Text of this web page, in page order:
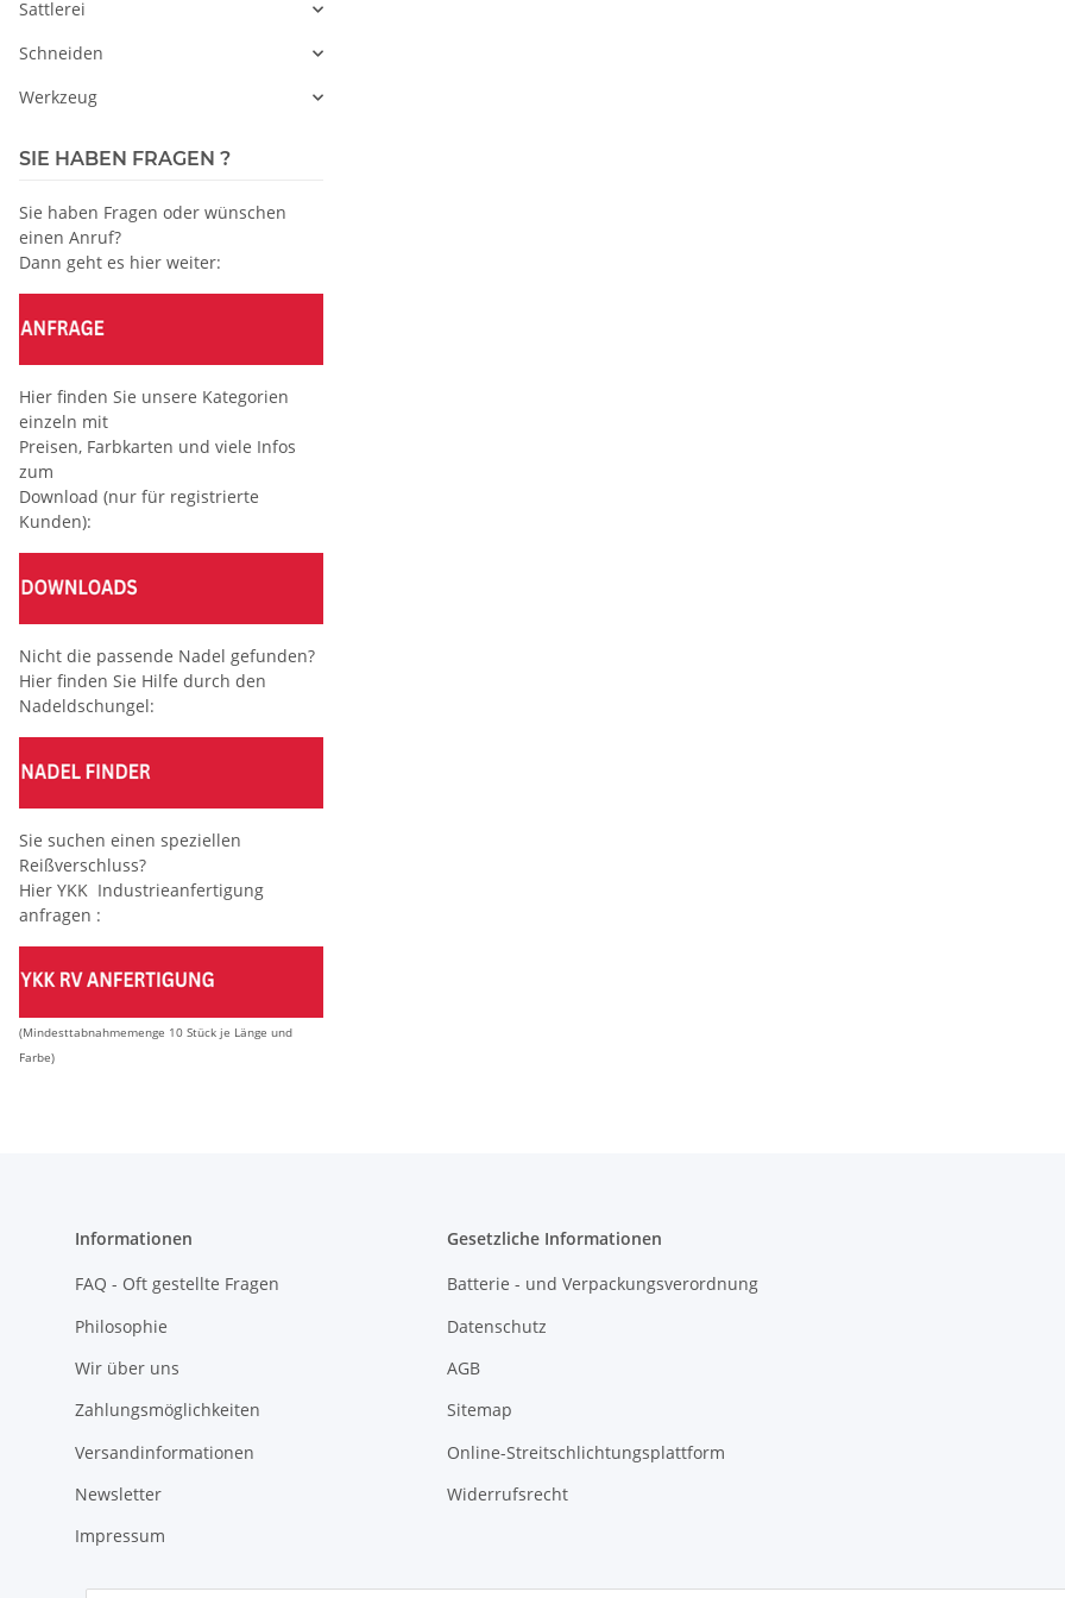
Sattlerei
Schneiden
Werkzeug
SIE HABEN FRAGEN ?
Sie haben Fragen oder wünschen
einen Anruf?
Dann geht es hier weiter:
Hier finden Sie unsere Kategorien
einzeln mit
Preisen, Farbkarten und viele Infos
zum
Download (nur für registrierte
Kunden):
Nicht die passende Nadel gefunden?
Hier finden Sie Hilfe durch den
Nadeldschungel:
Sie suchen einen speziellen
Reißverschluss?
Hier YKK Industrieanfertigung
anfragen :
(Mindesttabnahmemenge 10 Stück je Länge und
Farbe)
Informationen
FAQ - Oft gestellte Fragen
Philosophie
Wir über uns
Zahlungsmöglichkeiten
Versandinformationen
Newsletter
Impressum
Gesetzliche Informationen
Batterie - und Verpackungsverordnung
Datenschutz
AGB
Sitemap
Online-Streitschlichtungsplattform
Widerrufsrecht